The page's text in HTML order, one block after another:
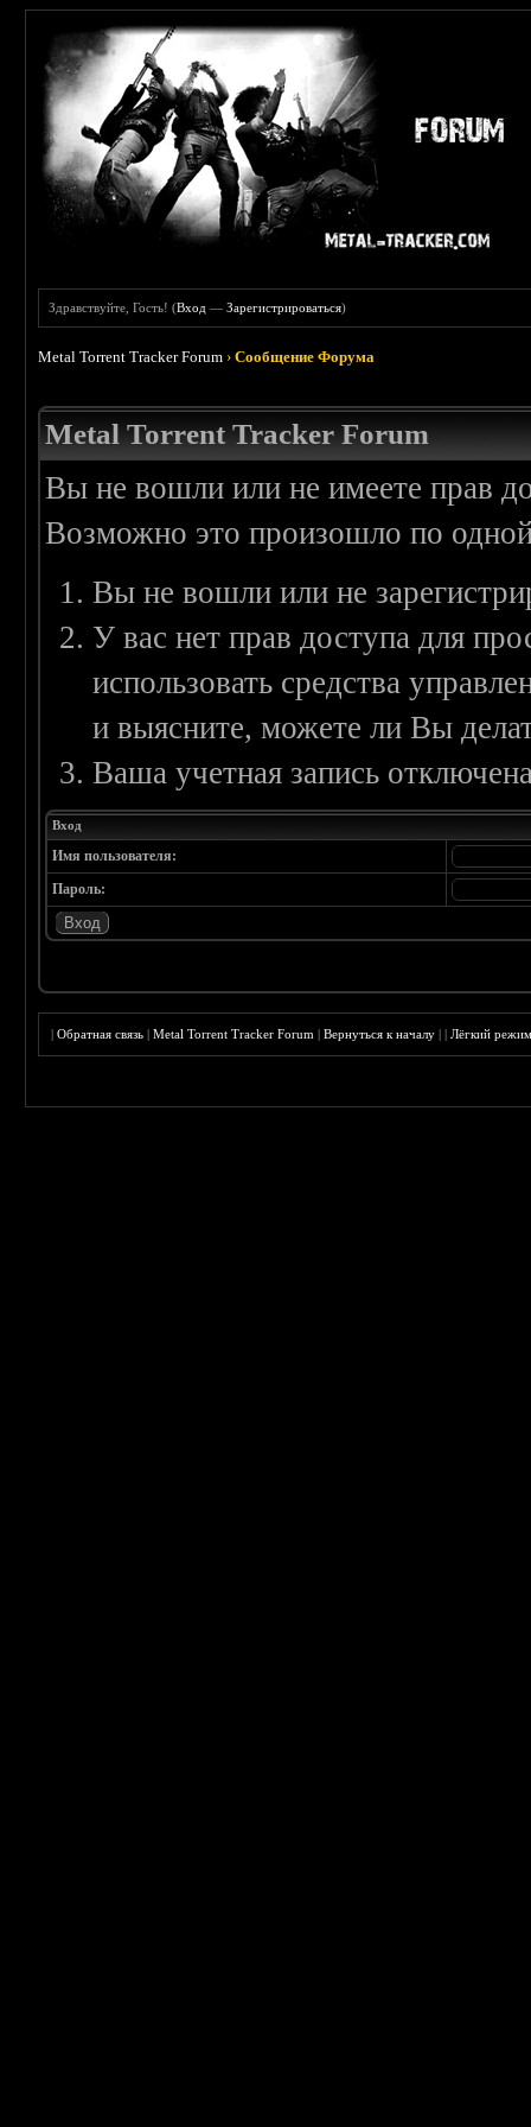
Здравствуйте, Гость! (Вход —Зарегистрироваться)
Metal Torrent Tracker Forum ›Сообщение Форума
Metal Torrent Tracker Forum
Вы не вошли или не имеете прав
Возможно это произошло по
Вы не вошли или не
У вас нет прав доступа для
использовать средства
и выясните, можете ли Вы
Ваша учетная запись
Вход
Имя пользователя:
Пароль:
|Обратная связь |Metal Torrent Tracker Forum |Вернуться к началу ||Лёгкий